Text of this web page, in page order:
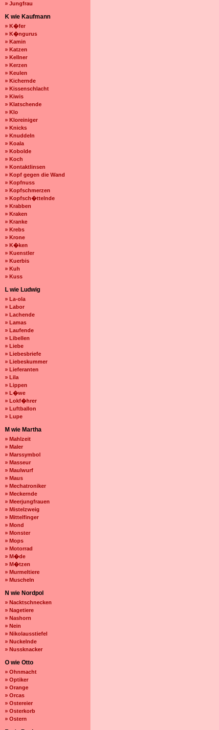
» Jungfrau
K wie Kaufmann
» K�fer
» K�ngurus
» Kamin
» Katzen
» Kellner
» Kerzen
» Keulen
» Kichernde
» Kissenschlacht
» Kiwis
» Klatschende
» Klo
» Kloreiniger
» Knicks
» Knuddeln
» Koala
» Kobolde
» Koch
» Kontaktlinsen
» Kopf gegen die Wand
» Kopfnuss
» Kopfschmerzen
» Kopfsch�ttelnde
» Krabben
» Kraken
» Kranke
» Krebs
» Krone
» K�ken
» Kuenstler
» Kuerbis
» Kuh
» Kuss
L wie Ludwig
» La-ola
» Labor
» Lachende
» Lamas
» Laufende
» Libellen
» Liebe
» Liebesbriefe
» Liebeskummer
» Lieferanten
» Lila
» Lippen
» L�we
» Lokf�hrer
» Luftballon
» Lupe
M wie Martha
» Mahlzeit
» Maler
» Marssymbol
» Masseur
» Maulwurf
» Maus
» Mechatroniker
» Meckernde
» Meerjungfrauen
» Mistelzweig
» Mittelfinger
» Mond
» Monster
» Mops
» Motorrad
» M�de
» M�tzen
» Murmeltiere
» Muscheln
N wie Nordpol
» Nacktschnecken
» Nagetiere
» Nashorn
» Nein
» Nikolausstiefel
» Nuckelnde
» Nussknacker
O wie Otto
» Ohnmacht
» Optiker
» Orange
» Orcas
» Ostereier
» Osterkorb
» Ostern